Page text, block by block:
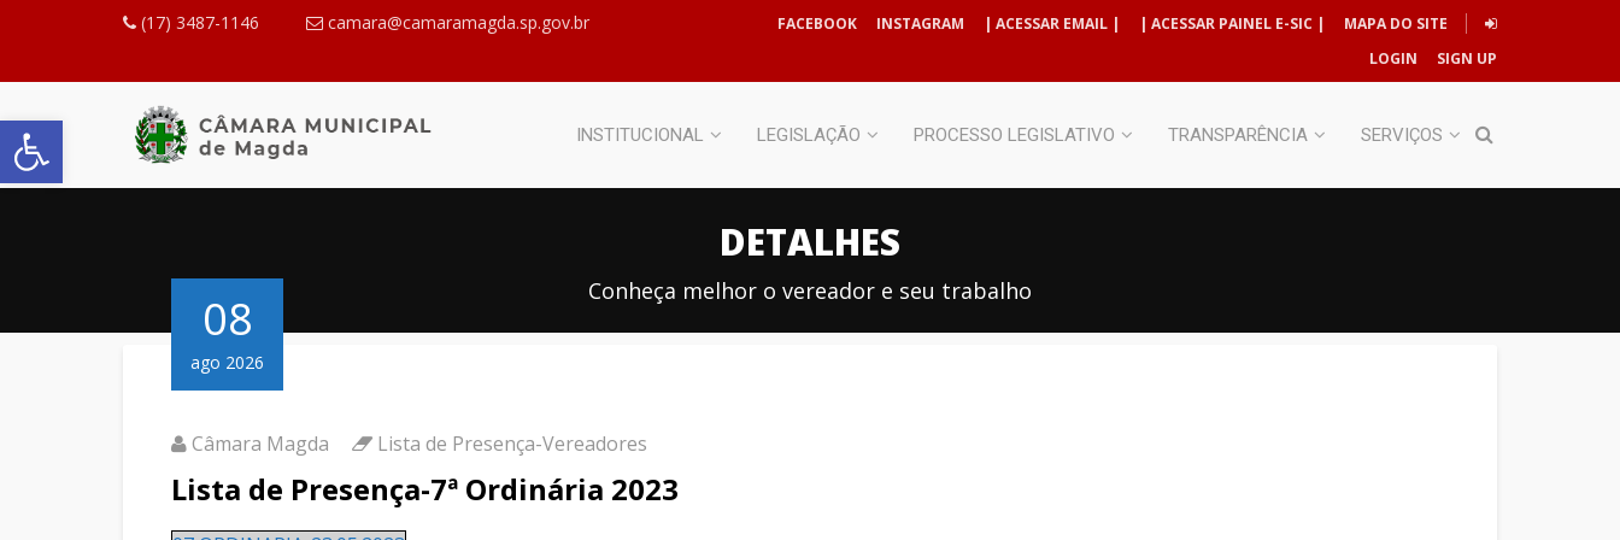
Abrir a barra de ferramentas
(17) 3487-1146 camara@camaramagda.sp.gov.br FACEBOOK INSTAGRAM | ACESSAR EMAIL | | ACESSAR PAINEL E-SIC |
MAPA DO SITE
LOGIN
SIGN UP
INSTITUCIONAL LEGISLAÇÃO PROCESSO LEGISLATIVO TRANSPARÊNCIA SERVIÇOS
DETALHES
Conheça melhor o vereador e seu trabalho
08
ago 2026
Câmara Magda Lista de Presença-Vereadores
Lista de Presença-7ª Ordinária 2023